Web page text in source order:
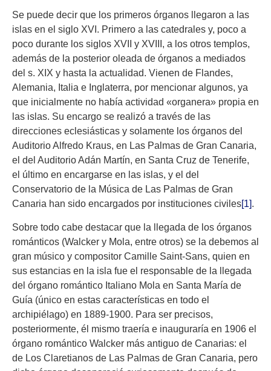
Se puede decir que los primeros órganos llegaron a las
islas en el siglo XVI. Primero a las catedrales y, poco a
poco durante los siglos XVII y XVIII, a los otros templos,
además de la posterior oleada de órganos a mediados
del s. XIX y hasta la actualidad. Vienen de Flandes,
Alemania, Italia e Inglaterra, por mencionar algunos, ya
que inicialmente no había actividad «organera» propia en
las islas. Su encargo se realizó a través de las
direcciones eclesiásticas y solamente los órganos del
Auditorio Alfredo Kraus, en Las Palmas de Gran Canaria,
el del Auditorio Adán Martín, en Santa Cruz de Tenerife,
el último en encargarse en las islas, y el del
Conservatorio de la Música de Las Palmas de Gran
Canaria han sido encargados por instituciones civiles [1] .
Sobre todo cabe destacar que la llegada de los órganos
románticos (Walcker y Mola, entre otros) se la debemos al
gran músico y compositor Camille Saint-Sans, quien en
sus estancias en la isla fue el responsable de la llegada
del órgano romántico Italiano Mola en Santa María de
Guía (único en estas características en todo el
archipiélago) en 1889-1900. Para ser precisos,
posteriormente, él mismo traería e inauguraría en 1906 el
órgano romántico Walcker más antiguo de Canarias: el
de Los Claretianos de Las Palmas de Gran Canaria, pero